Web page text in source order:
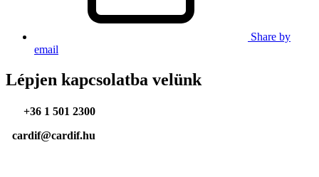
Share by
email
Lépjen kapcsolatba velünk
+36 1 501 2300
cardif@cardif.hu